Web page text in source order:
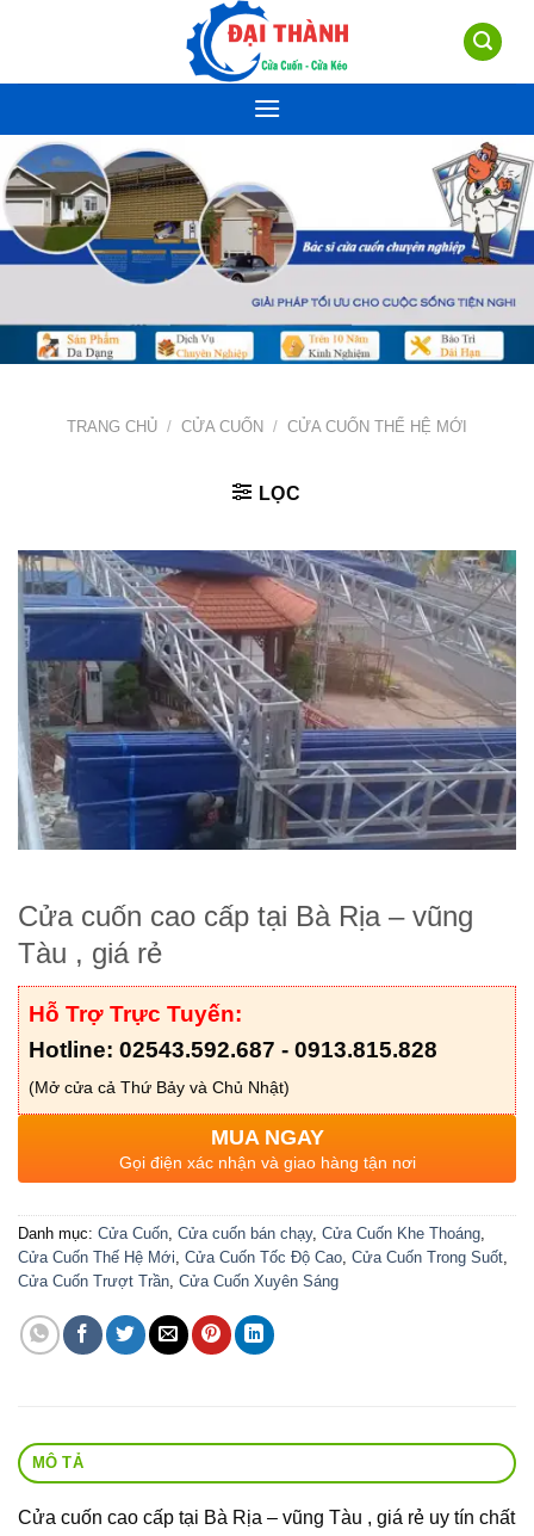
TRANG CHỦ / CỬA CUỐN / CỬA CUỐN THẾ HỆ MỚI
LỌC
Cửa cuốn cao cấp tại Bà Rịa – vũng
Tàu , giá rẻ
Hỗ Trợ Trực Tuyến:
Hotline: 02543.592.687 - 0913.815.828
(Mở cửa cả Thứ Bảy và Chủ Nhật)
MUA NGAY
Gọi điện xác nhận và giao hàng tận nơi
Danh mục: Cửa Cuốn, Cửa cuốn bán chạy, Cửa Cuốn Khe Thoáng,
Cửa Cuốn Thế Hệ Mới, Cửa Cuốn Tốc Độ Cao, Cửa Cuốn Trong Suốt,
Cửa Cuốn Trượt Trần, Cửa Cuốn Xuyên Sáng
MÔ TẢ
Cửa cuốn cao cấp tại Bà Rịa – vũng Tàu , giá rẻ uy tín chất